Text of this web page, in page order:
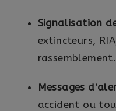
Signalisation
extincteurs,
rassemblement.
Messages
accident ou